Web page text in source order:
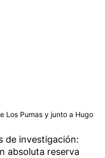
Los Pumas y junto a Hugo
de investigación:
absoluta reserva